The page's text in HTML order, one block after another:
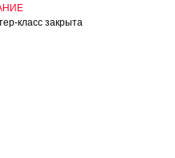
класс закрыта